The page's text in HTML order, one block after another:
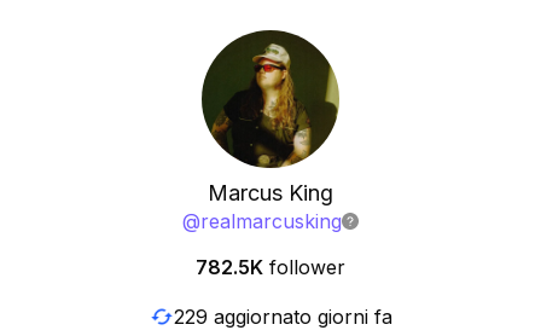
Marcus King
@realmarcusking
782.5K follower
229 aggiornato giorni fa